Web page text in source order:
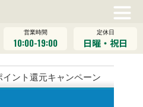
営業時間
10:00-19:00
定休日
日曜・祝日
イント還元キャンペーン